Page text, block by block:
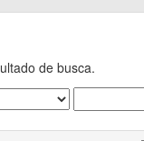
de busca.